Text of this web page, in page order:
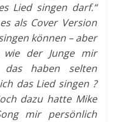
Lied singen darf.“
als Cover Version
können – aber
wie der Junge mir
haben selten
das Lied singen ?
dazu hatte Mike
mir persönlich